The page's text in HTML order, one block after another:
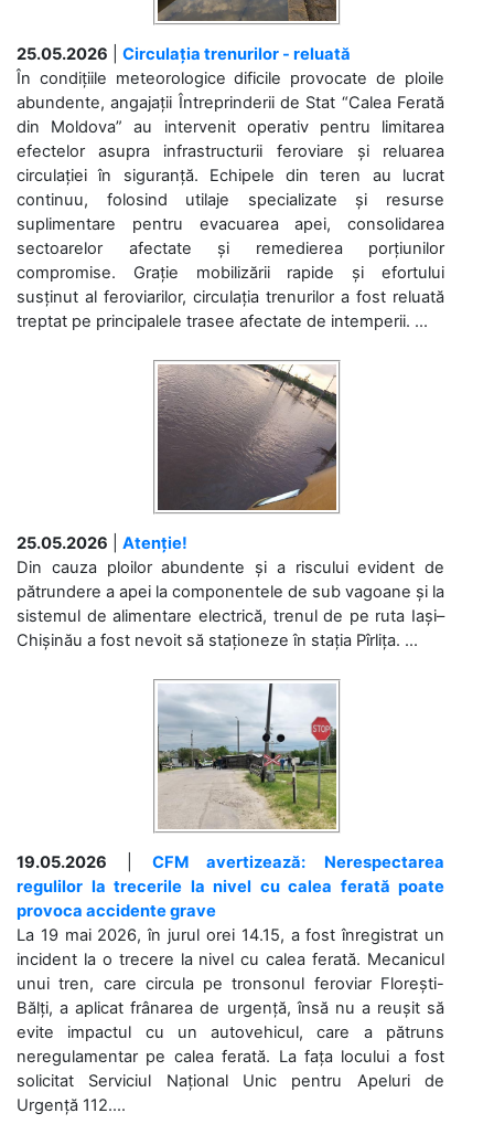
25.05.2026
Circulația trenurilor - reluată
În condițiile meteorologice dificile provocate de ploile
abundente, angajații Întreprinderii de Stat “Calea Ferată
din Moldova” au intervenit operativ pentru limitarea
efectelor asupra infrastructurii feroviare și reluarea
circulației în siguranță. Echipele din teren au lucrat
continuu, folosind utilaje specializate și resurse
suplimentare pentru evacuarea apei, consolidarea
sectoarelor afectate și remedierea porțiunilor
compromise. Grație mobilizării rapide și efortului
susținut al feroviarilor, circulația trenurilor a fost reluată
treptat pe principalele trasee afectate de intemperii. ...
25.05.2026
Atenție!
Din cauza ploilor abundente și a riscului evident de
pătrundere a apei la componentele de sub vagoane și la
sistemul de alimentare electrică, trenul de pe ruta Iași–
Chișinău a fost nevoit să staționeze în stația Pîrlița. ...
19.05.2026
CFM avertizează: Nerespectarea
regulilor la trecerile la nivel cu calea ferată poate
provoca accidente grave
La 19 mai 2026, în jurul orei 14.15, a fost înregistrat un
incident la o trecere la nivel cu calea ferată. Mecanicul
unui tren, care circula pe tronsonul feroviar Florești-
Bălți, a aplicat frânarea de urgență, însă nu a reușit să
evite impactul cu un autovehicul, care a pătruns
neregulamentar pe calea ferată. La fața locului a fost
solicitat Serviciul Național Unic pentru Apeluri de
Urgență 112....